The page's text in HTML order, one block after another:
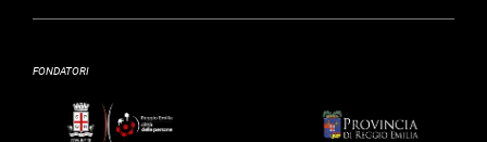
FONDATORI